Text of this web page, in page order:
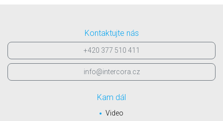
Kontaktujte nás
+420 377 510 411
info@intercora.cz
Kam dál
Video